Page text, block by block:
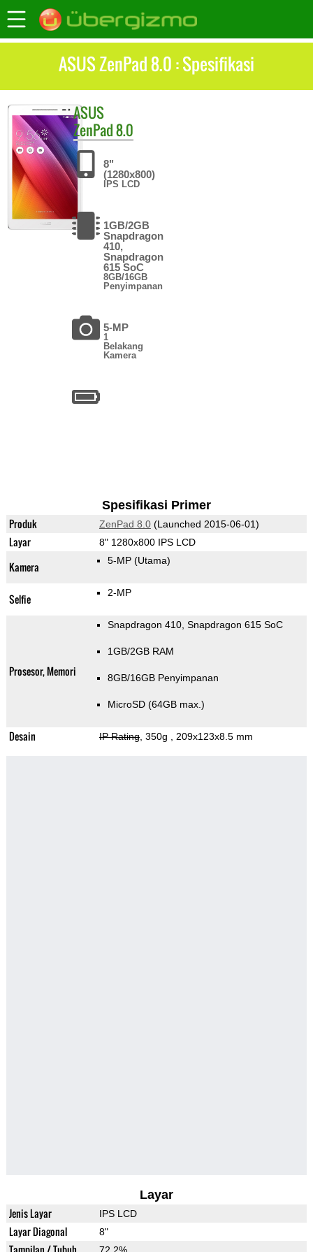
ASUS ZenPad 8.0 : Spesifikasi
ASUS
ZenPad 8.0
8"
(1280x800)
IPS LCD
1GB/2GB
Snapdragon
410,
Snapdragon
615 SoC
8GB/16GB
Penyimpanan
5-MP
1
Belakang
Kamera
Spesifikasi Primer
Produk ZenPad 8.0(Launched 2015-06-01)
Layar 8" 1280x800 IPS LCD
Kamera 5-MP (Utama)
Selfie 2-MP
Prosesor, Memori
Snapdragon 410, Snapdragon 615 SoC
1GB/2GB RAM
8GB/16GB Penyimpanan
MicroSD (64GB max.)
Desain IP Rating, 350g , 209x123x8.5 mm
Layar
Jenis Layar IPS LCD
Layar Diagonal 8"